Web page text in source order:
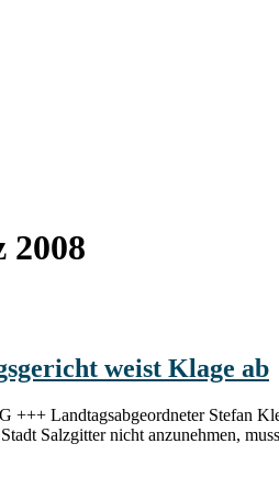
2008
weist Klage ab
Landtagsabgeordneter Stefan
Salzgitter nicht anzunehmen,